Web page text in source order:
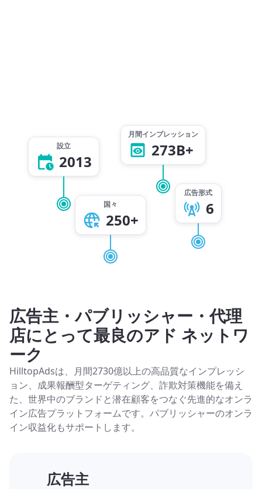
設立
2013
月間インプレッション
273B+
広告形式
6
国々
250+
広告主・パブリッシャー・代理
店にとって最良のアド ネットワ
ーク
HilltopAdsは、月間2730億以上の高品質なインプレッシ
ョン、成果報酬型ターゲティング、詐欺対策機能を備え
た、世界中のブランドと潜在顧客をつなぐ先進的なオンラ
イン広告プラットフォームです。パブリッシャーのオンラ
イン収益化もサポートします。
広告主